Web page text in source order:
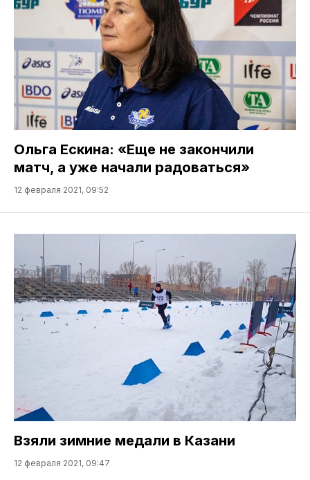
Ольга Ескина: «Еще не закончили
матч, а уже начали радоваться»
12 февраля 2021, 09:52
Взяли зимние медали в Казани
12 февраля 2021, 09:47